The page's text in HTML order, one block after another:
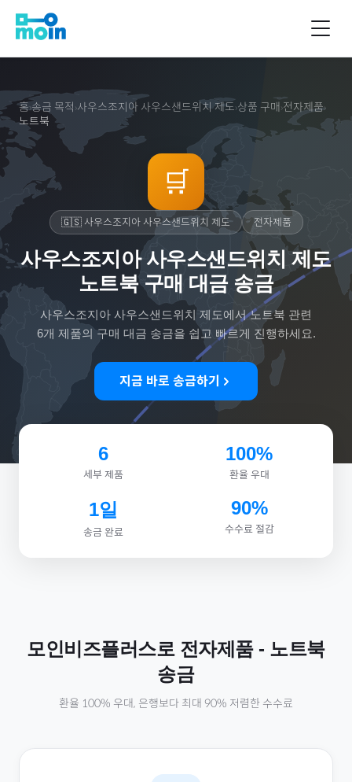
홈›송금 목적 ›사우스조지아 사우스샌드위치 제도›상품 구매 ›전자제품›
노트북
🛒
🇬🇸 사우스조지아 사우스샌드위치 제도 전자제품
사우스조지아 사우스샌드위치 제도
노트북 구매 대금 송금
사우스조지아 사우스샌드위치 제도에서노트북 관련
6개 제품의 구매 대금 송금을 쉽고 빠르게 진행하세요.
지금 바로 송금하기
6
세부 제품
100%
환율 우대
1일
송금 완료
90%
수수료 절감
모인비즈플러스로 전자제품- 노트북
송금
환율 100% 우대, 은행보다 최대 90% 저렴한 수수료